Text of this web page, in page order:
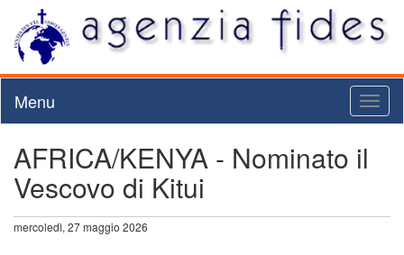
Menu
AFRICA/KENYA - Nominato il
Vescovo di Kitui
mercoledì, 27 maggio 2026